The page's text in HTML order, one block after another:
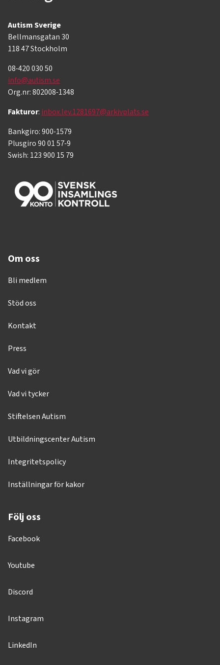
Autism Sverige
Bellmansgatan 30
118 47 Stockholm
08-420 030 50
info@autism.se
Org.nr: 802008-1348
Fakturor: inbox.lev.1281697@arkivplats.se
Bankgiro: 900-1579
Plusgiro 90 01 57-9
Swish: 123 900 15 79
Om oss
Bli medlem
Stöd oss
Kontakt
Press
Vad vi gör
Vad vi tycker
Stiftelsen Autism
Utbildningscenter Autism
Integritetspolicy
Inställningar för kakor
Följ oss
Facebook
Youtube
Discord
Instagram
LinkedIn